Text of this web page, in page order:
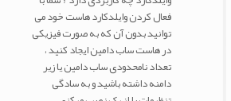
فعال کردن وایلدکارد هاست خود می
توانید بدون آن که به صورت فیزیکی
در هاست ساب دامین ایجاد کنید ،
تعداد نامحدودی ساب دامین یا زیر
دامنه داشته باشید و به سادگی